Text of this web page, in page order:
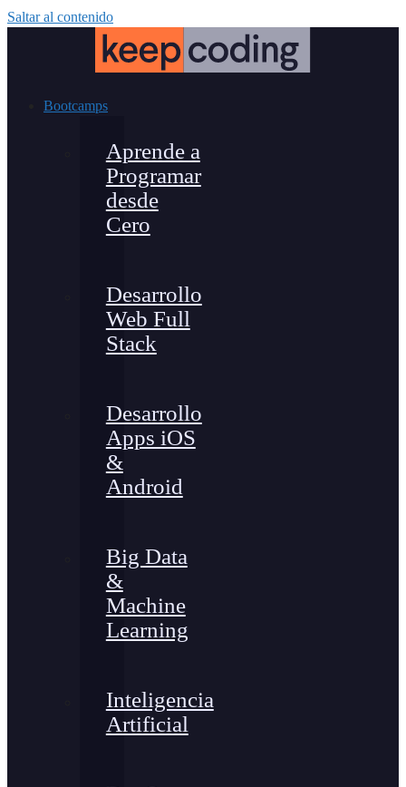
Saltar al contenido
Bootcamps
Aprende a
Programar
desde
Cero
Desarrollo
Web Full
Stack
Desarrollo
Apps iOS
&
Android
Big Data
&
Machine
Learning
Inteligencia
Artificial